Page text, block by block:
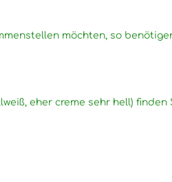
möchten, so
eher creme sehr hell) finden